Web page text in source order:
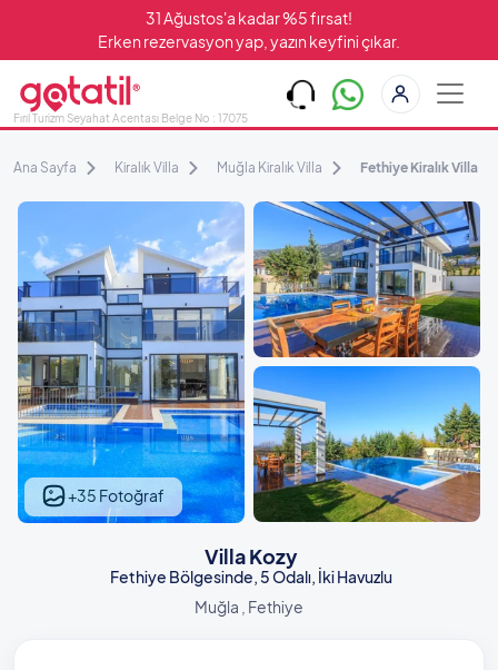
31 Ağustos'a kadar %5 fırsat!
Erken rezervasyon yap, yazın keyfini çıkar.
Fırıl Turizm Seyahat Acentası Belge No : 17075
Ana Sayfa Kiralık Villa Muğla Kiralık Villa Fethiye Kiralık Villa
Villa Kozy
Fethiye Bölgesinde, 5 Odalı, İki Havuzlu
Muğla , Fethiye
+35 Fotoğraf